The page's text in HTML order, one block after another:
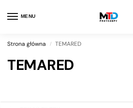
MENU
Strona główna / TEMARED
TEMARED